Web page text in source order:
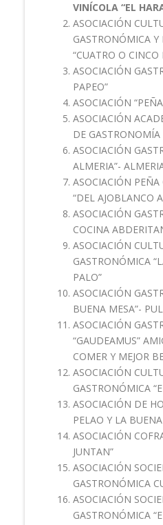
VINÍCOLA “EL
ASOCIACIÓN
GASTRONÓMICA Y
“CUATRO O CINCO
ASOCIACIÓN
PAPEO”
ASOCIACIÓN
ASOCIACIÓN
DE
ASOCIACIÓN
ALMERIA”-
ASOCIACIÓN
“DEL AJOBLANCO
ASOCIACIÓN
COCINA
ASOCIACIÓN
GASTRONÓMICA
PALO”
ASOCIACIÓN
BUENA MESA”-
ASOCIACIÓN
“GAUDEAMUS”
COMER Y MEJOR
ASOCIACIÓN
GASTRONÓMICA
ASOCIACIÓN DE
PELAO Y LA
ASOCIACIÓN
JUNTAN”
ASOCIACIÓN
GASTRONÓMICA
ASOCIACIÓN
GASTRONÓMICA